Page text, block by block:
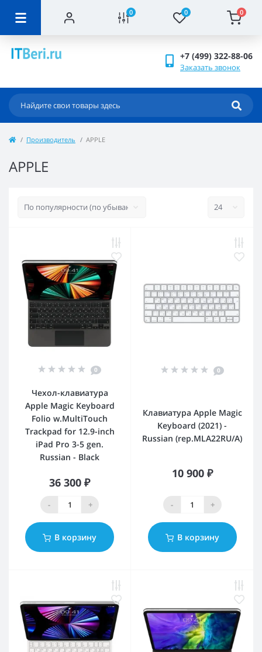
0 0 0
+7 (499) 322-88-06
Заказать звонок
Производитель APPLE
APPLE
0
Чехол-клавиатура
Apple Magic Keyboard
Folio w.MultiTouch
Trackpad for 12.9-inch
iPad Pro 3-5 gen.
Russian - Black
36 300 ₽
- +
В корзину
0
Клавиатура Apple Magic
Keyboard (2021) -
Russian (rep.MLA22RU/A)
10 900 ₽
- +
В корзину